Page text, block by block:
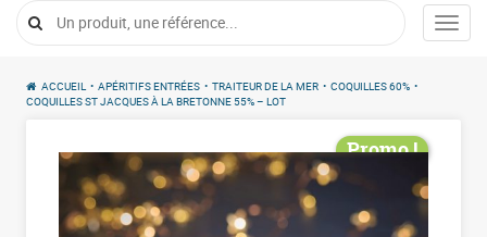
COMPTE
Me
Vide
Menu
ACCUEIL • APÉRITIFS ENTRÉES • TRAITEUR DE LA MER • COQUILLES 60% •
COQUILLES ST JACQUES À LA BRETONNE 55% – LOT
Promo !